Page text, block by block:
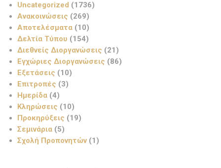
Uncategorized (1736)
Ανακοινώσεις (269)
Αποτελέσματα (10)
Δελτία Τύπου (154)
Διεθνείς Διοργανώσεις (21)
Εγχώριες Διοργανώσεις (86)
Εξετάσεις (10)
Επιτροπές (3)
Ημερίδα (4)
Κληρώσεις (10)
Προκηρύξεις (19)
Σεμινάρια (5)
Σχολή Προπονητών (1)